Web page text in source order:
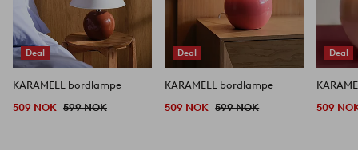
Deal
KARAMELL bordlampe
509 NOK 599 NOK
Deal
KARAMELL bordlampe
509 NOK 599 NOK
Deal
509